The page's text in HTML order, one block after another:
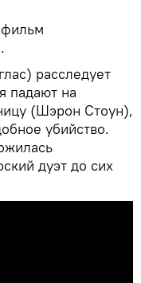
расследует
падают на
(Шэрон Стоун),
убийство.
дуэт до сих